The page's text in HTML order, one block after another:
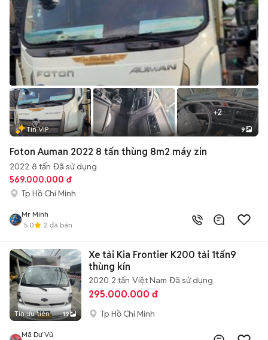
+2
Tin VIP 9
Foton Auman 2022 8 tấn thùng 8m2 máy zin
2022 8 tấn Đã sử dụng
569.000.000 đ
Tp Hồ Chí Minh
Mr Minh
5.0
2 đã bán
Tin ưu tiên 19
Xe tải Kia Frontier K200 tải 1tấn9
thùng kín
2020 2 tấn Việt Nam Đã sử dụng
295.000.000 đ
Tp Hồ Chí Minh
Mã Dư Vũ